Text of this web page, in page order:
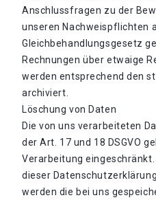
Anschlussfragen zu der
unseren Nachweispflichten
Gleichbehandlungsgesetz
Rechnungen über etwaige
werden entsprechend den
archiviert.
Löschung von Daten
Die von uns verarbeiteten
der Art. 17 und 18 DSGVO
Verarbeitung
dieser
werden die bei uns